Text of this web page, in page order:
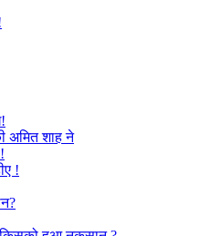
अमित शाह ने
!